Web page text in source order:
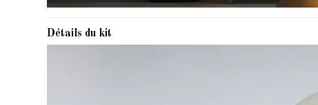
Détails du kit